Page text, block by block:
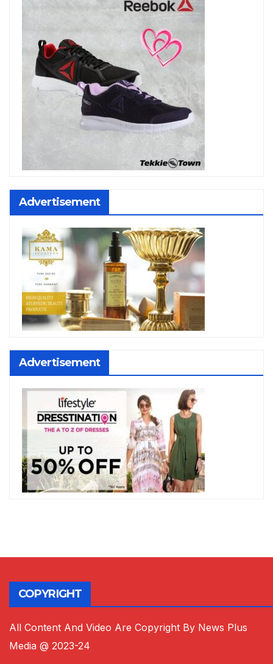
Advertisement
Advertisement
COPYRIGHT
All Content And Video Are Copyright By News Plus
Media @ 2023-24